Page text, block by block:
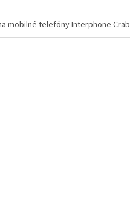
mobilné telefóny Interphone Crab